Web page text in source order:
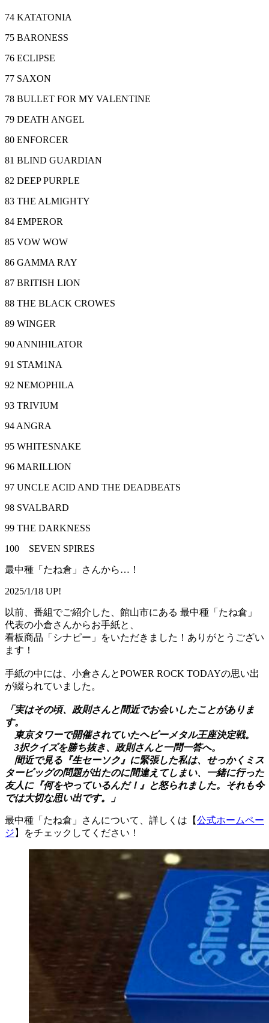
74 KATATONIA
75 BARONESS
76 ECLIPSE
77 SAXON
78 BULLET FOR MY VALENTINE
79 DEATH ANGEL
80 ENFORCER
81 BLIND GUARDIAN
82 DEEP PURPLE
83 THE ALMIGHTY
84 EMPEROR
85 VOW WOW
86 GAMMA RAY
87 BRITISH LION
88 THE BLACK CROWES
89 WINGER
90 ANNIHILATOR
91 STAM1NA
92 NEMOPHILA
93 TRIVIUM
94 ANGRA
95 WHITESNAKE
96 MARILLION
97 UNCLE ACID AND THE DEADBEATS
98 SVALBARD
99 THE DARKNESS
100 SEVEN SPIRES
最中種「たね倉」さんから…！
2025/1/18 UP!
以前、番組でご紹介した、館山市にある 最中種「たね倉」
代表の小倉さんからお手紙と、
看板商品「シナピー」をいただきました！ありがとうござい
ます！
手紙の中には、小倉さんとPOWER ROCK TODAYの思い出
が綴られていました。
「実はその頃、政則さんと間近でお会いしたことがありま
す。
東京タワーで開催されていたヘビーメタル王座決定戦。
3択クイズを勝ち抜き、政則さんと一問一答へ。
間近で見る『生セーソク』に緊張した私は、せっかくミス
タービッグの問題が出たのに間違えてしまい、一緒に行った
友人に『何をやっているんだ！』と怒られました。それも今
では大切な思い出です。」
最中種「たね倉」さんについて、詳しくは【公式ホームペー
ジ 】をチェックしてください！